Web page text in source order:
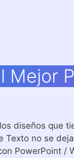
Mejor
diseños que
Texto no se
PowerPoint /